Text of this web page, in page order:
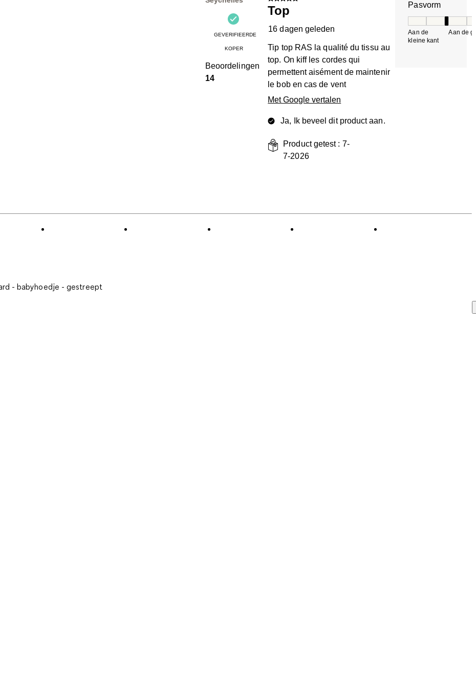
GEVERIFIEERDE
KOPER
Beoordelingen
14
Top
16 dagen geleden
Tip top RAS la qualité du tissu au
top. On kiff les cordes qui
permettent aisément de maintenir
le bob en cas de vent
Met Google vertalen
Ja, Ik beveel dit product aan.
Product getest : 7-
7-2026
Pasvorm
Aan de
kleine kant
Aan de
- babyhoedje - gestreept